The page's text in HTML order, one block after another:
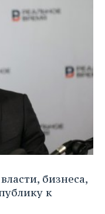
бизнеса,
к